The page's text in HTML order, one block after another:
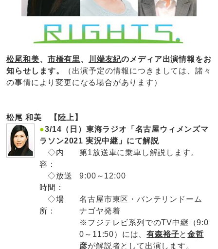
松尾和美、 市橋有里、 川端友紀のメディア出演情報をお
知らせします。
（出演予定の情報につきましては、諸々
の事情により変更になる場合があります）
松尾 和美 【陸上】
●3/14（日）東海ラジオ「名古屋ウィメンズマ
ラソン2021 実況中継」にて解説
◇内
容：
第1放送車に乗車し解説します。
◇放送
時間：
9:00～12:00
◇場
所：
名古屋市東区・バンテリンドーム
ナゴヤ発着
※フジテレビ系列でのTV中継（9:0
0～11:50）には、有森裕子と金哲
彦が解説者として出演します。